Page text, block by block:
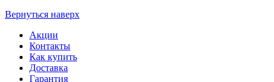
Вернуться наверх
Акции
Контакты
Как купить
Доставка
Гарантия